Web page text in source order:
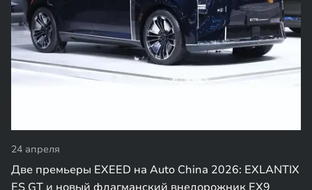
24 апреля
Две премьеры EXEED на Auto China 2026: EXLANTIX